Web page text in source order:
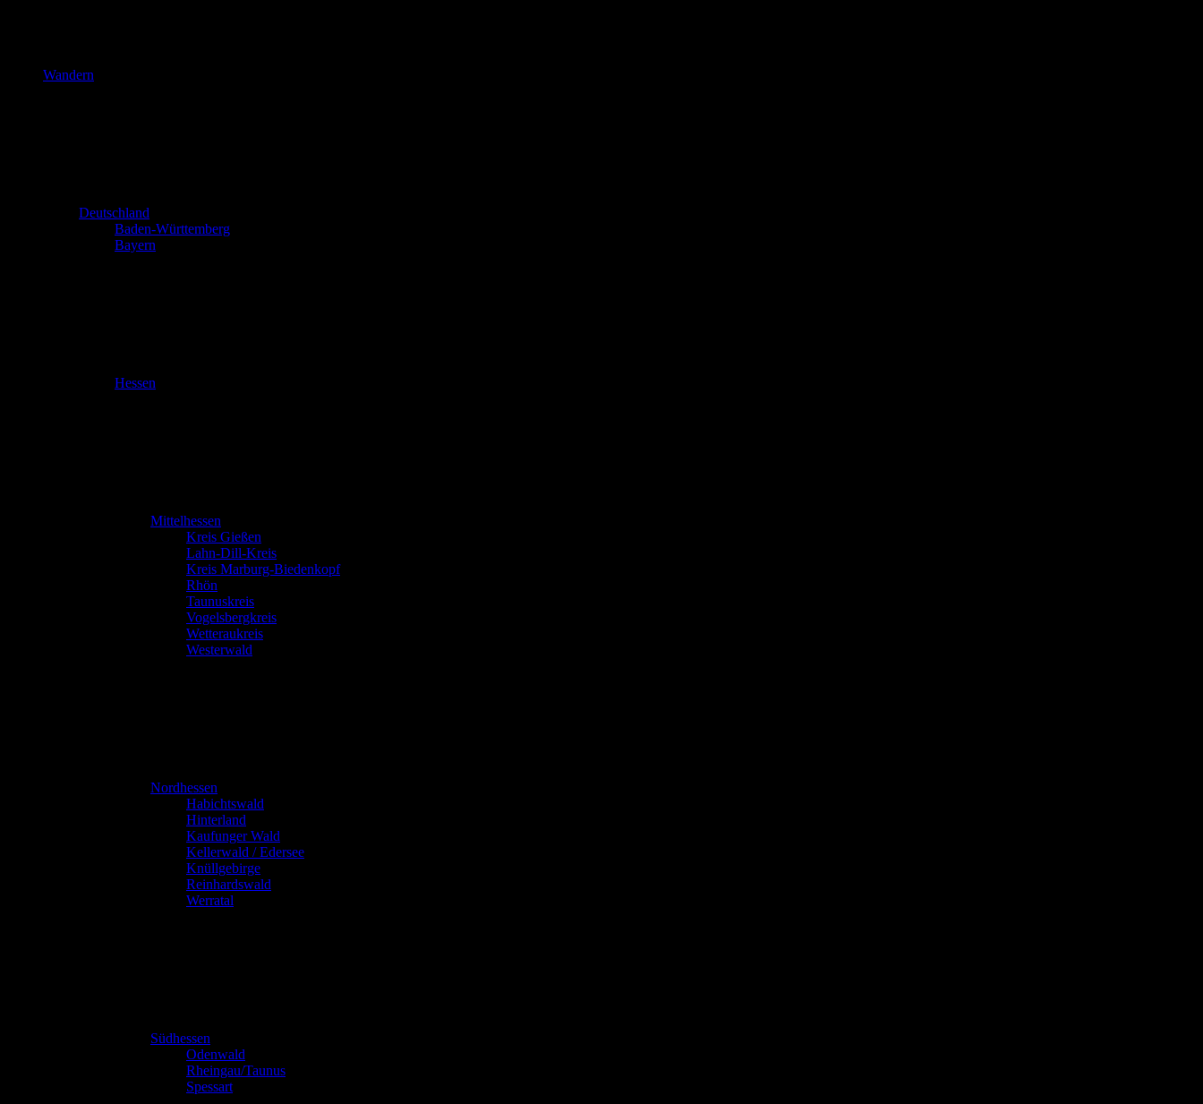
Wandern
Deutschland
Baden-Württemberg
Bayern
Hessen
Mittelhessen
Kreis Gießen
Lahn-Dill-Kreis
Kreis Marburg-Biedenkopf
Rhön
Taunuskreis
Vogelsbergkreis
Wetteraukreis
Westerwald
Nordhessen
Habichtswald
Hinterland
Kaufunger Wald
Kellerwald / Edersee
Knüllgebirge
Reinhardswald
Werratal
Südhessen
Odenwald
Rheingau/Taunus
Spessart